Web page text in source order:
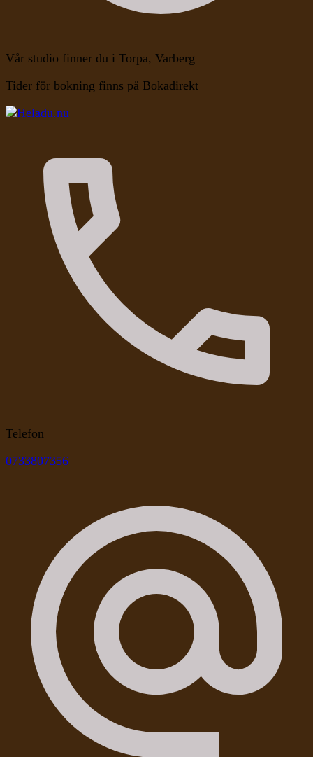
Vår studio finner du i Torpa, Varberg
Tider för bokning finns på Bokadirekt
Heladu.nu
Telefon
0733807356